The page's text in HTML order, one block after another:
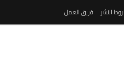
النشر فريق العمل